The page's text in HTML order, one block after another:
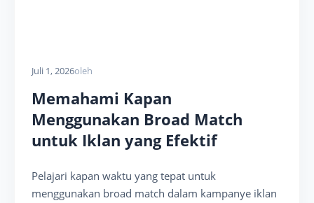
Juli 1, 2026oleh
Memahami Kapan
Menggunakan Broad Match
untuk Iklan yang Efektif
Pelajari kapan waktu yang tepat untuk
menggunakan broad match dalam kampanye iklan